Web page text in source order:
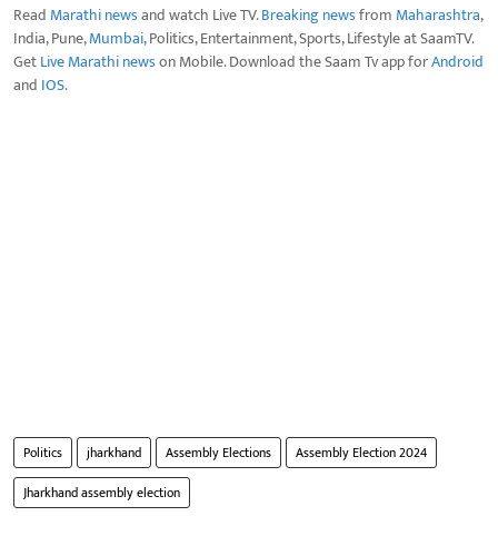
Read Marathi newsand watch Live TV.Breaking newsfrom Maharashtra,
India, Pune,Mumbai, Politics, Entertainment, Sports, Lifestyle at SaamTV.
GetLive Marathi newson Mobile. Download the Saam Tv app forAndroid
and IOS.
Politics jharkhand Assembly Elections
Assembly Election 2024
Jharkhand assembly election